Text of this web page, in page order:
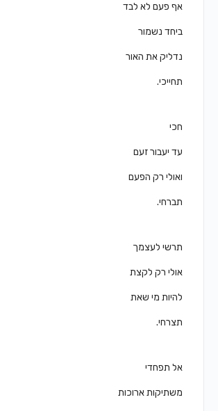
אף פעם לא לבד
ביחד נשמור
נדליק את האור
תחייכי.
חכי
עד יעבור זעם
ואולי רק הפעם
תברחי.
תרשי לעצמך
אולי רק לקצת
להיות מי שאת
תצרחי.
אל תפחדי
משתיקות ארוכות